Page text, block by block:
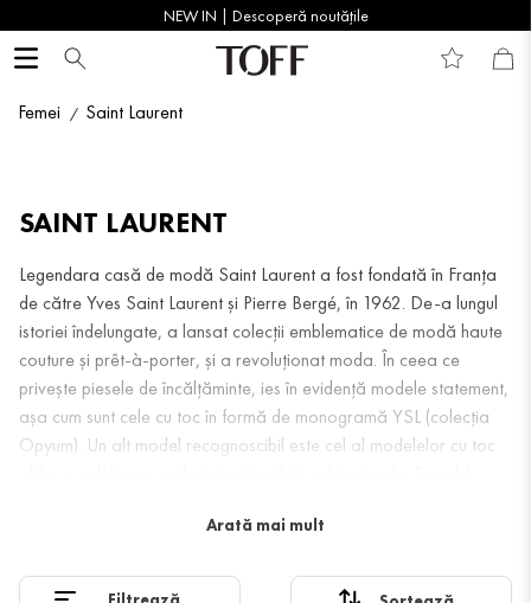
NEW IN | Descoperă noutățile
Femei Saint Laurent
SAINT LAURENT
Legendara casă de modă Saint Laurent a fost fondată în Franța
de către Yves Saint Laurent și Pierre Bergé, în 1962. De-a lungul
istoriei îndelungate, a lansat colecții emblematice de modă haute
couture și prêt-à-porter, și a revoluționat moda. În ceea ce
privește piesele de încălțăminte, ies în evidență modele statement,
așa cum sunt cele cu toc în formă de monogramă YSL (colecția
Opyum). Un alt model recognoscibil este cel al modelelor cu toc
estetică edgy, modele atemporale de slingback, note senzuale și
necontestat în lumea modei chic și stylish. Pantofii Saint Laurent,
Arată mai mult